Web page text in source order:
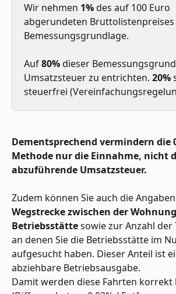
Wir nehmen 1% des auf 100 Euro
abgerundeten Bruttolistenpreises
Bemessungsgrundlage.
Auf 80% dieser
Umsatzsteuer zu entrichten. 20%
steuerfrei
Dementsprechend vermindern die
Methode nur die Einnahme, nicht
abzuführende Umsatzsteuer.
Zudem können Sie auch die
Wegstrecke zwischen der
Betriebsstätte sowie zur Anzahl der
an denen Sie die Betriebsstätte im
aufgesucht haben. Dieser Anteil ist
abziehbare Betriebsausgabe.
Damit werden diese Fahrten